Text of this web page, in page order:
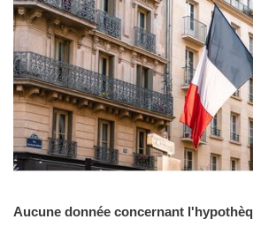
Aucune donnée concernant